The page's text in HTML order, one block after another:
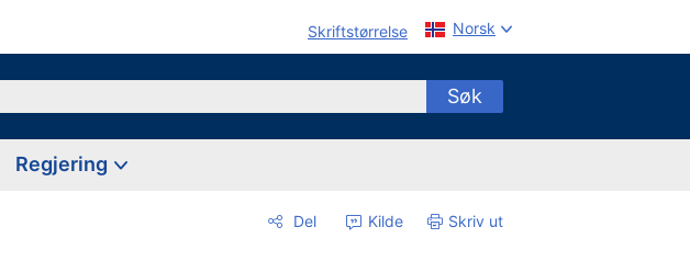
Skriftstørrelse Norsk
Søk
Regjering
Del Kilde Skriv ut